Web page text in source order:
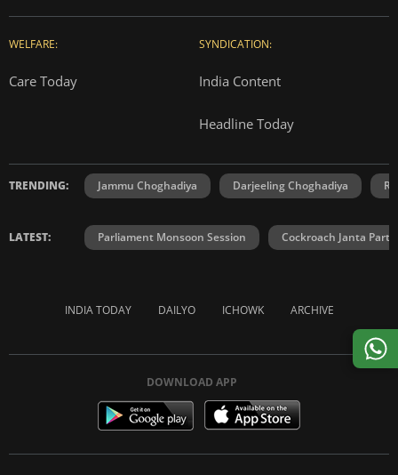
WELFARE:
Care Today
SYNDICATION:
India Content
Headline Today
TRENDING: Jammu Choghadiya Darjeeling Choghadiya
LATEST: Parliament Monsoon Session Cockroach Janta
INDIA TODAY DAILYO ICHOWK ARCHIVE
DOWNLOAD APP